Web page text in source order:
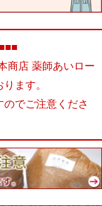
商店 薬師あいロー
ます。
でご注意くださ